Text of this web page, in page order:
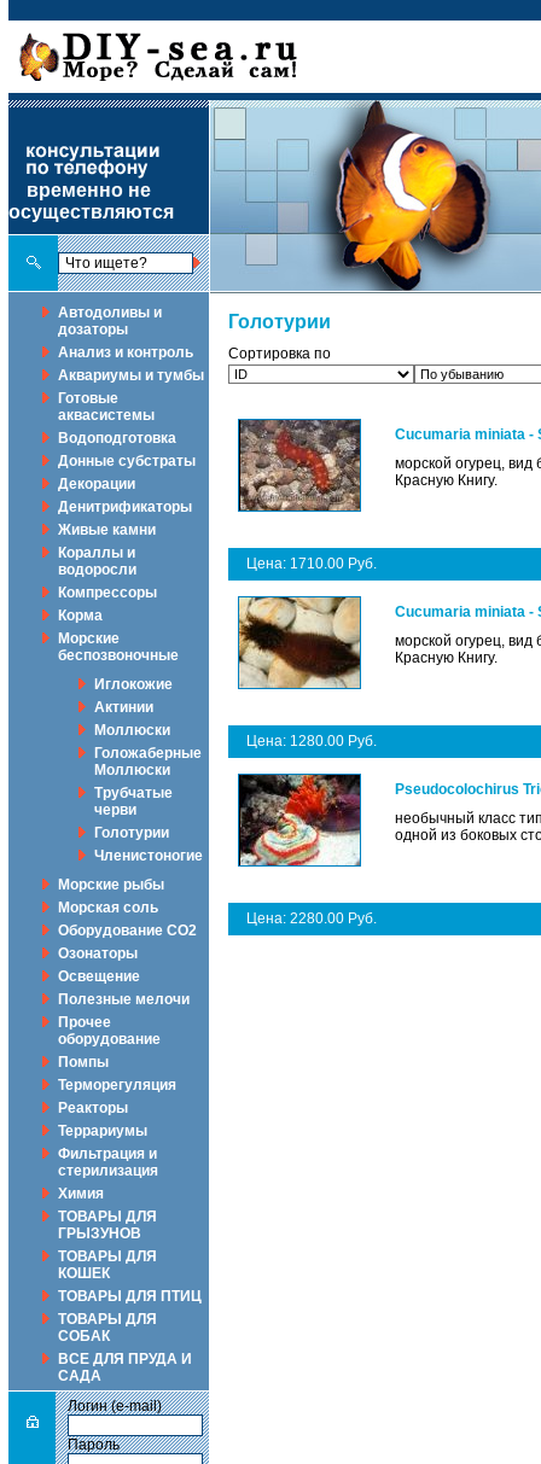
временно не
осуществляются
Автодоливы и
дозаторы
Анализ и контроль
Аквариумы и тумбы
Готовые
аквасистемы
Водоподготовка
Донные субстраты
Декорации
Денитрификаторы
Живые камни
Кораллы и
водоросли
Компрессоры
Корма
Морские
беспозвоночные
Иглокожие
Актинии
Моллюски
Голожаберные
Моллюски
Трубчатые
черви
Голотурии
Членистоногие
Морские рыбы
Морская соль
Оборудование CO2
Озонаторы
Освещение
Полезные мелочи
Прочее
оборудование
Помпы
Терморегуляция
Реакторы
Террариумы
Фильтрация и
стерилизация
Химия
ТОВАРЫ ДЛЯ
ГРЫЗУНОВ
ТОВАРЫ ДЛЯ
КОШЕК
ТОВАРЫ ДЛЯ ПТИЦ
ТОВАРЫ ДЛЯ
СОБАК
ВСЕ ДЛЯ ПРУДА И
САДА
Логин (e-mail)
Пароль
Голотурии
Сортировка по
Cucumaria miniata -
морской огурец,
Красную Книгу.
Цена: 1710.00 Руб.
Cucumaria miniata -
морской огурец,
Красную Книгу.
Цена: 1280.00 Руб.
Pseudocolochirus
необычный класс
одной из боковых
Цена: 2280.00 Руб.